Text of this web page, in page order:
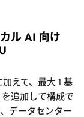
ル AI 向け
えて、最大 1 基
追加して構成で
データセンター